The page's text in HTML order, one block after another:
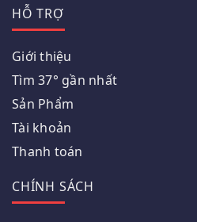
HỖ TRỢ
Giới thiệu
Tìm 37° gần nhất
Sản Phẩm
Tài khoản
Thanh toán
CHÍNH SÁCH